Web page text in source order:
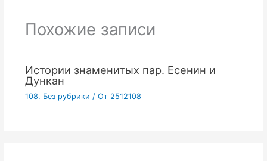
Похожие записи
Истории знаменитых пар. Есенин и
Дункан
108. Без рубрики / От 2512108